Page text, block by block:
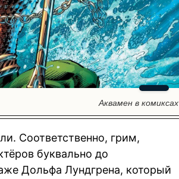
Аквамен в комиксах
Соответственно, грим,
буквально до
Дольфа Лундгрена, который